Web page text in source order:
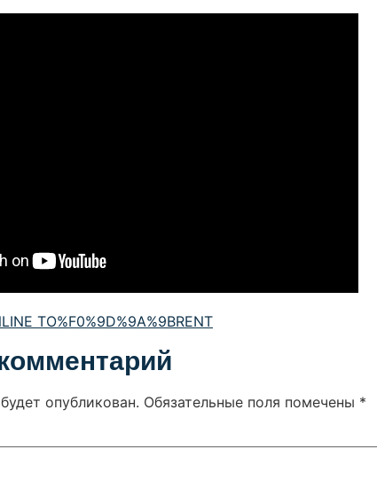
TO%F0%9D%9A%9BRENT
опубликован. Обязательные поля помечены *